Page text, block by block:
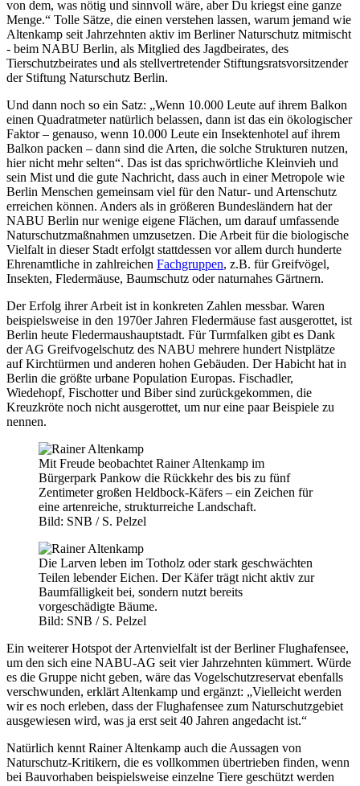
von dem, was nötig und sinnvoll wäre, aber Du kriegst eine ganze
Menge.“ Tolle Sätze, die einen verstehen lassen, warum jemand wie
Altenkamp seit Jahrzehnten aktiv im Berliner Naturschutz mitmischt
- beim NABU Berlin, als Mitglied des Jagdbeirates, des
Tierschutzbeirates und als stellvertretender Stiftungsratsvorsitzender
der Stiftung Naturschutz Berlin.
Und dann noch so ein Satz: „Wenn 10.000 Leute auf ihrem Balkon
einen Quadratmeter natürlich belassen, dann ist das ein ökologischer
Faktor – genauso, wenn 10.000 Leute ein Insektenhotel auf ihrem
Balkon packen – dann sind die Arten, die solche Strukturen nutzen,
hier nicht mehr selten“. Das ist das sprichwörtliche Kleinvieh und
sein Mist und die gute Nachricht, dass auch in einer Metropole wie
Berlin Menschen gemeinsam viel für den Natur- und Artenschutz
erreichen können. Anders als in größeren Bundesländern hat der
NABU Berlin nur wenige eigene Flächen, um darauf umfassende
Naturschutzmaßnahmen umzusetzen. Die Arbeit für die biologische
Vielfalt in dieser Stadt erfolgt stattdessen vor allem durch hunderte
Ehrenamtliche in zahlreichen Fachgruppen, z.B. für Greifvögel,
Insekten, Fledermäuse, Baumschutz oder naturnahes Gärtnern.
Der Erfolg ihrer Arbeit ist in konkreten Zahlen messbar. Waren
beispielsweise in den 1970er Jahren Fledermäuse fast ausgerottet, ist
Berlin heute Fledermaushauptstadt. Für Turmfalken gibt es Dank
der AG Greifvogelschutz des NABU mehrere hundert Nistplätze
auf Kirchtürmen und anderen hohen Gebäuden. Der Habicht hat in
Berlin die größte urbane Population Europas. Fischadler,
Wiedehopf, Fischotter und Biber sind zurückgekommen, die
Kreuzkröte noch nicht ausgerottet, um nur eine paar Beispiele zu
nennen.
Mit Freude beobachtet Rainer Altenkamp im
Bürgerpark Pankow die Rückkehr des bis zu fünf
Zentimeter großen Heldbock-Käfers – ein Zeichen für
eine artenreiche, strukturreiche Landschaft.
Bild: SNB / S. Pelzel
Die Larven leben im Totholz oder stark geschwächten
Teilen lebender Eichen. Der Käfer trägt nicht aktiv zur
Baumfälligkeit bei, sondern nutzt bereits
vorgeschädigte Bäume.
Bild: SNB / S. Pelzel
Ein weiterer Hotspot der Artenvielfalt ist der Berliner Flughafensee,
um den sich eine NABU-AG seit vier Jahrzehnten kümmert. Würde
es die Gruppe nicht geben, wäre das Vogelschutzreservat ebenfalls
verschwunden, erklärt Altenkamp und ergänzt: „Vielleicht werden
wir es noch erleben, dass der Flughafensee zum Naturschutzgebiet
ausgewiesen wird, was ja erst seit 40 Jahren angedacht ist.“
Natürlich kennt Rainer Altenkamp auch die Aussagen von
Naturschutz-Kritikern, die es vollkommen übertrieben finden, wenn
bei Bauvorhaben beispielsweise einzelne Tiere geschützt werden